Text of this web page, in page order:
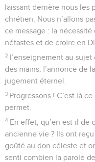
laissant derrière nous les
chrétien. Nous n’allons
ce message : la
néfastes et de croire en
2 l’enseignement au
des mains, l’annonce de
jugement éternel.
3 Progressons ! C’est là
permet.
4 En effet, qu’en est-il de
ancienne vie ? Ils ont
goûté au don céleste et
senti combien la parole